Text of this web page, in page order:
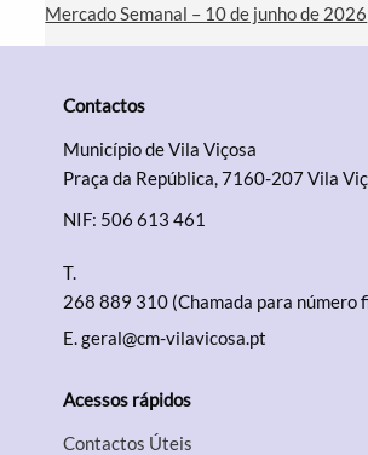
Mercado Semanal – 10 de junho de 2026
Contactos
Município de Vila Viçosa
Praça da República, 7160-207 Vila
NIF: 506 613 461
T.
268 889 310 (Chamada para número
E.geral@cm-vilavicosa.pt
Acessos rápidos
Contactos Úteis